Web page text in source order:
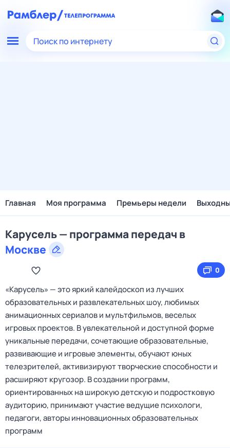
Поиск по интернету
Главная Моя программа Премьеры недели
Карусель — программа передач в
Москве
0
«Карусель» — это яркий калейдоскоп из лучших
образовательных и развлекательных шоу, любимых
анимационных сериалов и мультфильмов, веселых
игровых проектов. В увлекательной и доступной форме
уникальные передачи, сочетающие образовательные,
развивающие и игровые элементы, обучают юных
телезрителей, активизируют творческие способности и
расширяют кругозор. В создании программ,
ориентированных на широкую детскую и подростковую
аудиторию, принимают участие ведущие психологи,
педагоги, авторы инновационных образовательных
программ